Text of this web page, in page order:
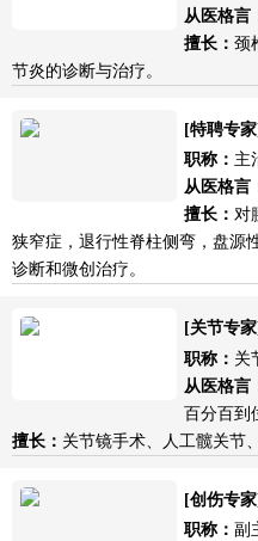
从医格言
擅长： 颈
节炎的诊断与治疗。
[特聘专
职称： 主
从医格言
擅长： 对
狭窄症，退行性脊柱侧弯，盘源
诊断和微创治疗。
[关节专
职称： 关
从医格言
百分百到
擅长： 关节镜手术、人工髋关节
[创伤专
职称： 副